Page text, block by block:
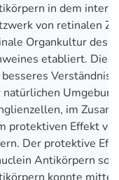
in dem
von retinalen
Organkultur des
etabliert.
Verständnis
natürlichen
im
protektiven Effekt
Der protektive
Antikörpern